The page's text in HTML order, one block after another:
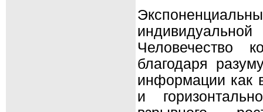
Человечество
благодаря
информации как
и